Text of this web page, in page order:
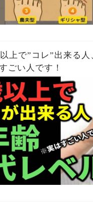
以上で”コレ”出来る
ごい人です！